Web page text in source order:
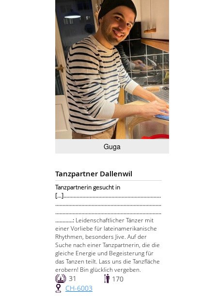
Guga
Tanzpartner Dallenwil
Tanzpartnerin gesucht in
[...]...................................................................
.........................................................................
.........................................................................
............: Leidenschaftlicher Tänzer mit
einer Vorliebe für lateinamerikanische
Rhythmen, besonders Jive. Auf der
Suche nach einer Tanzpartnerin, die die
gleiche Energie und Begeisterung für
das Tanzen teilt. Lass uns die Tanzfläche
erobern! Bin glücklich vergeben.
31
170
CH-6003